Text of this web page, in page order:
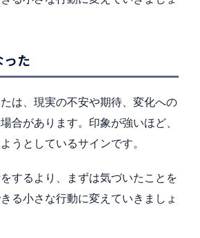
た
は、現実の不安や期待、変化への
合があります。印象が強いほど、
うとしているサインです。
するより、まずは気づいたことを
る小さな行動に変えていきましょ